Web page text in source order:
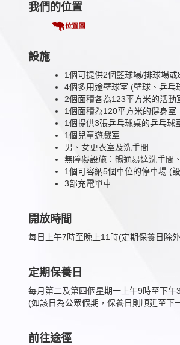
我們的位置
設施
1個可提供2個籃球場/排球場
4個多用途壁球室 (壁球、乒乓
2個面積各為123平方米的活
1個面積為120平方米的健身室
1個提供3張乒乓球桌的乒乓球
1個兒童遊戲室
男、女更衣室及洗手間
無障礙設施：暢通易達洗手間
1個可容納5個車位的停車場 (
3部充電單車
開放時間
每日上午7時至晚上11時(定期保養日除
定期保養日
每月第二及第四個星期一上午9時至下午
(如該日為公眾假期，保養日則順延至下
前往途徑